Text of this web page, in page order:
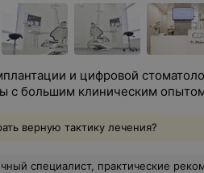
и цифровой
с большим клиническим
верную тактику лечения?
специалист, практические